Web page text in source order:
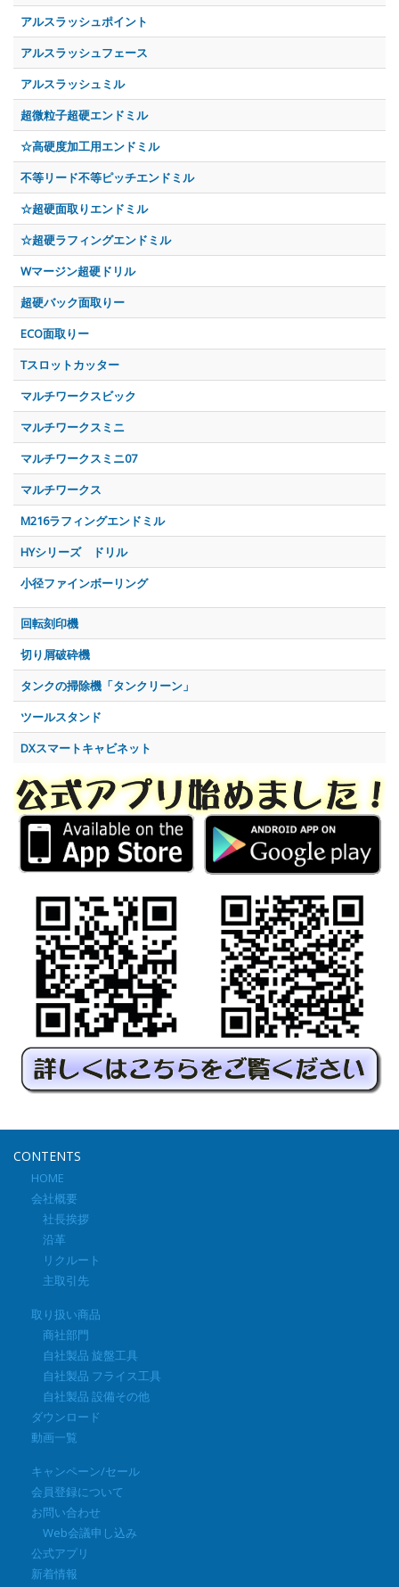
アルスラッシュポイント
アルスラッシュフェース
アルスラッシュミル
超微粒子超硬エンドミル
☆高硬度加工用エンドミル
不等リード不等ピッチエンドミル
☆超硬面取りエンドミル
☆超硬ラフィングエンドミル
Wマージン超硬ドリル
超硬バック面取りー
ECO面取りー
Tスロットカッター
マルチワークスビック
マルチワークスミニ
マルチワークスミニ07
マルチワークス
M216ラフィングエンドミル
HYシリーズ ドリル
小径ファインボーリング
回転刻印機
切り屑破砕機
タンクの掃除機「タンクリーン」
ツールスタンド
DXスマートキャビネット
CONTENTS
HOME
会社概要
社長挨拶
沿革
リクルート
主取引先
取り扱い商品
商社部門
自社製品 旋盤工具
自社製品 フライス工具
自社製品 設備その他
ダウンロード
動画一覧
キャンペーン/セール
会員登録について
お問い合わせ
Web会議申し込み
公式アプリ
新着情報